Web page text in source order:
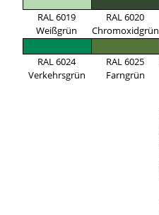
RAL 6019
Weißgrün
RAL 6020
Chromoxidgrün
RAL 6024
Verkehrsgrün
RAL 6025
Farngrün